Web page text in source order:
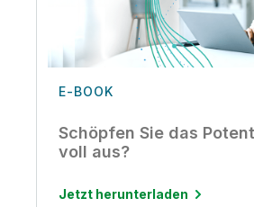
E-BOOK
Schöpfen Sie das
voll aus?
Jetzt herunterladen